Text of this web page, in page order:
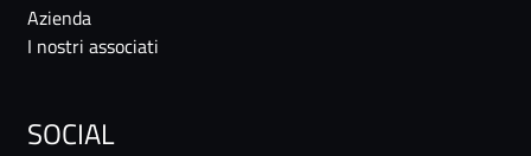
Azienda
I nostri associati
SOCIAL